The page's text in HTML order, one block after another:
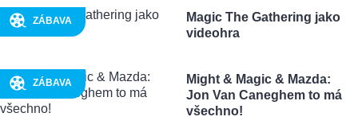
ZÁBAVA
Magic The Gathering jako
videohra
ZÁBAVA
Might & Magic & Mazda:
Jon Van Caneghem to má
všechno!